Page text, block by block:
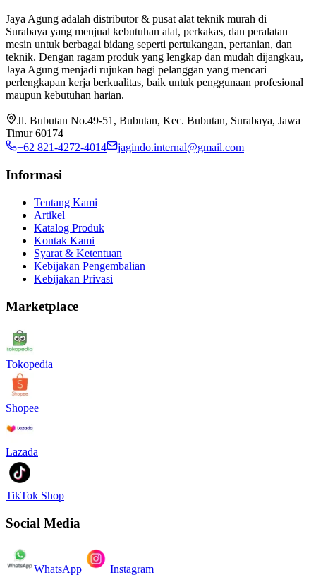
Jaya Agung adalah distributor & pusat alat teknik murah di
Surabaya yang menjual kebutuhan alat, perkakas, dan peralatan
mesin untuk berbagai bidang seperti pertukangan, pertanian, dan
teknik. Dengan ragam produk yang lengkap dan mudah dijangkau,
Jaya Agung menjadi rujukan bagi pelanggan yang mencari
perlengkapan kerja berkualitas, baik untuk penggunaan profesional
maupun kebutuhan harian.
Jl. Bubutan No.49-51, Bubutan, Kec. Bubutan, Surabaya, Jawa
Timur 60174
+62 821-4272-4014
jagindo.internal@gmail.com
Informasi
Tentang Kami
Artikel
Katalog Produk
Kontak Kami
Syarat & Ketentuan
Kebijakan Pengembalian
Kebijakan Privasi
Marketplace
Tokopedia
Shopee
Lazada
TikTok Shop
Social Media
WhatsApp Instagram